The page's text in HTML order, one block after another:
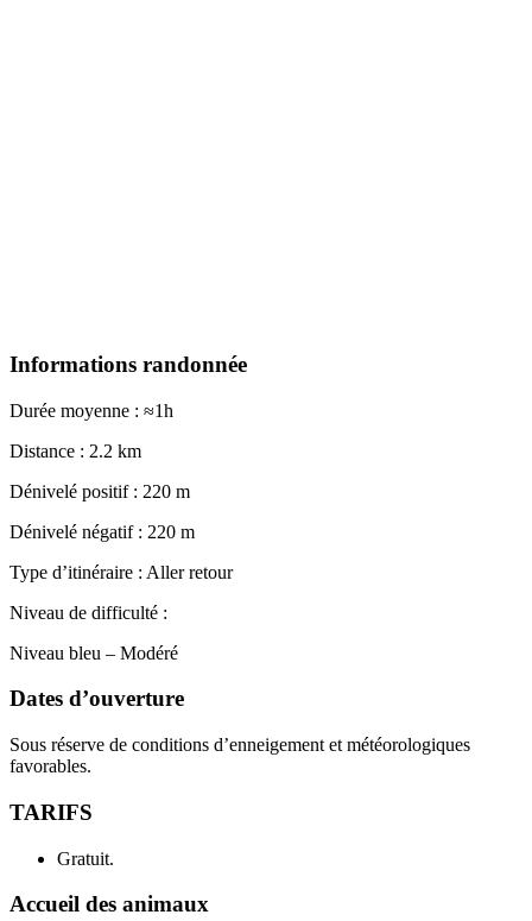
Informations randonnée
Durée moyenne : ≈1h
Distance : 2.2 km
Dénivelé positif : 220 m
Dénivelé négatif : 220 m
Type d’itinéraire : Aller retour
Niveau de difficulté :
Niveau bleu – Modéré
Dates d’ouverture
Sous réserve de conditions d’enneigement et météorologiques
favorables.
TARIFS
Gratuit.
Accueil des animaux